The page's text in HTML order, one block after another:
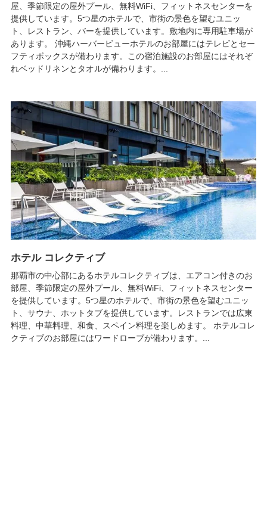
屋、季節限定の屋外プール、無料WiFi、フィットネスセンターを
提供しています。5つ星のホテルで、市街の景色を望むユニッ
ト、レストラン、バーを提供しています。敷地内に専用駐車場が
あります。 沖縄ハーバービューホテルのお部屋にはテレビとセー
フティボックスが備わります。この宿泊施設のお部屋にはそれぞ
れベッドリネンとタオルが備わります。...
ホテル コレクティブ
那覇市の中心部にあるホテルコレクティブは、エアコン付きのお
部屋、季節限定の屋外プール、無料WiFi、フィットネスセンター
を提供しています。5つ星のホテルで、市街の景色を望むユニッ
ト、サウナ、ホットタブを提供しています。レストランでは広東
料理、中華料理、和食、スペイン料理を楽しめます。 ホテルコレ
クティブのお部屋にはワードローブが備わります。...